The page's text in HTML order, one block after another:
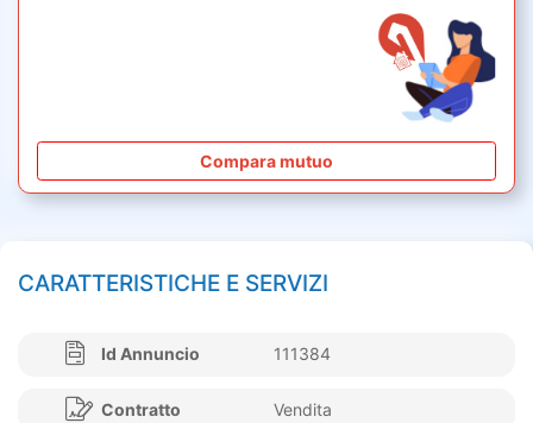
Compara mutuo
CARATTERISTICHE E SERVIZI
Id Annuncio 111384
Contratto Vendita